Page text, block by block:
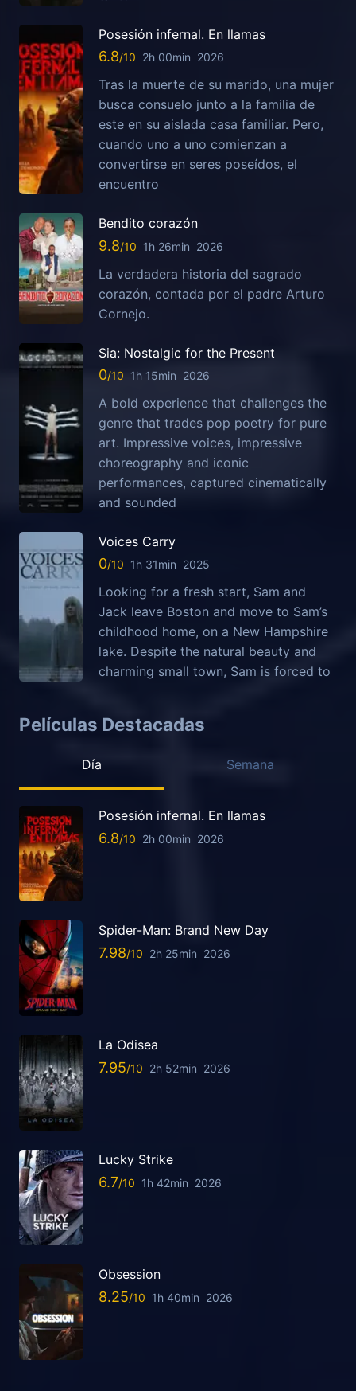
Posesión infernal. En llamas
6.8 2h 00min 2026
Tras la muerte de su marido, una mujer
busca consuelo junto a la familia de
este en su aislada casa familiar. Pero,
cuando uno a uno comienzan a
convertirse en seres poseídos, el
encuentro
Bendito corazón
9.8 1h 26min 2026
La verdadera historia del sagrado
corazón, contada por el padre Arturo
Cornejo.
Sia: Nostalgic for the Present
0 1h 15min 2026
A bold experience that challenges the
genre that trades pop poetry for pure
art. Impressive voices, impressive
choreography and iconic
performances, captured cinematically
and sounded
Voices Carry
0 1h 31min 2025
Looking for a fresh start, Sam and
Jack leave Boston and move to Sam’s
childhood home, on a New Hampshire
lake. Despite the natural beauty and
charming small town, Sam is forced to
Películas Destacadas
Día Semana
Posesión infernal. En llamas
6.8 2h 00min 2026
Spider-Man: Brand New Day
7.98 2h 25min 2026
La Odisea
7.95 2h 52min 2026
Lucky Strike
6.7 1h 42min 2026
Obsession
8.25 1h 40min 2026